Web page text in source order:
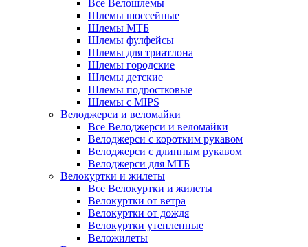
Все Велошлемы
Шлемы шоссейные
Шлемы МТБ
Шлемы фулфейсы
Шлемы для триатлона
Шлемы городские
Шлемы детские
Шлемы подростковые
Шлемы с MIPS
Велоджерси и веломайки
Все Велоджерси и веломайки
Велоджерси с коротким рукавом
Велоджерси с длинным рукавом
Велоджерси для МТБ
Велокуртки и жилеты
Все Велокуртки и жилеты
Велокуртки от ветра
Велокуртки от дождя
Велокуртки утепленные
Веложилеты